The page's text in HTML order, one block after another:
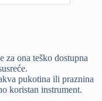
ona teško dostupna
pukotina ili praznina
koristan instrument.